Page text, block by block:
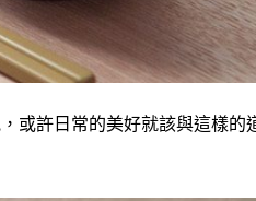
或許日常的美好就該與這樣的